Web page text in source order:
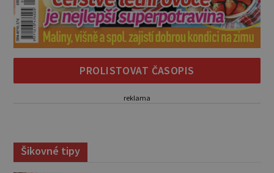
PROLISTOVAT ČASOPIS
reklama
Šikovné tipy